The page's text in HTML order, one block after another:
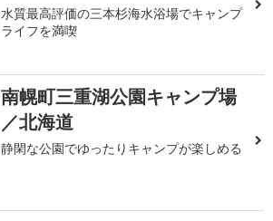
水質最高評価の三本杉海水浴場でキャンプ
ライフを満喫
南幌町三重湖公園キャンプ場
／北海道
静閑な公園でゆったりキャンプが楽しめる